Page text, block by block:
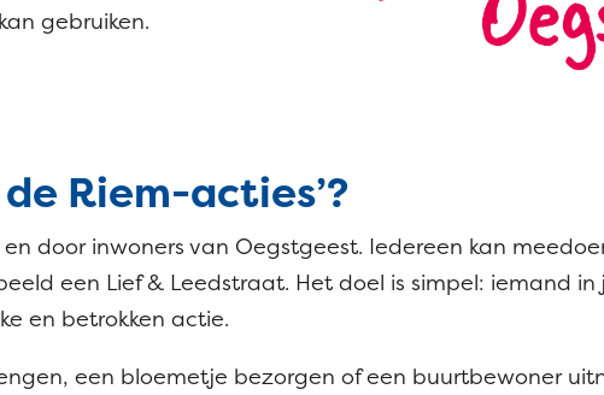
gebruiken.
Riem-acties’?
door inwoners van Oegstgeest. Iedereen kan
een Lief & Leedstraat. Het doel is simpel: iemand
en betrokken actie.
een bloemetje bezorgen of een buurtbewoner